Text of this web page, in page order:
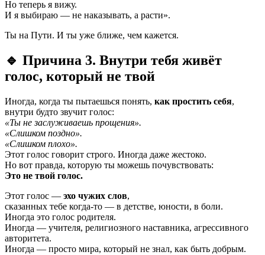
Но теперь я вижу.
И я выбираю — не наказывать, а расти».
Ты на Пути. И ты уже ближе, чем кажется.
🔹 Причина 3. Внутри тебя живёт
голос, который не твой
Иногда, когда ты пытаешься понять, как простить себя,
внутри будто звучит голос:
«Ты не заслуживаешь прощения».
«Слишком поздно».
«Слишком плохо».
Этот голос говорит строго. Иногда даже жестоко.
Но вот правда, которую ты можешь почувствовать:
Это не твой голос.
Этот голос — эхо чужих слов,
сказанных тебе когда-то — в детстве, юности, в боли.
Иногда это голос родителя.
Иногда — учителя, религиозного наставника, агрессивного
авторитета.
Иногда — просто мира, который не знал, как быть добрым.